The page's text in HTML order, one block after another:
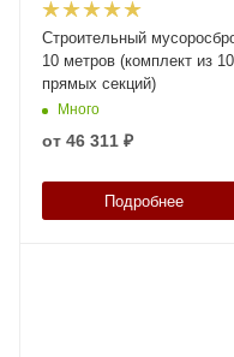
Строительный
10 метров (комплект из 10
прямых секций)
Много
от 46 311 ₽
Подробнее